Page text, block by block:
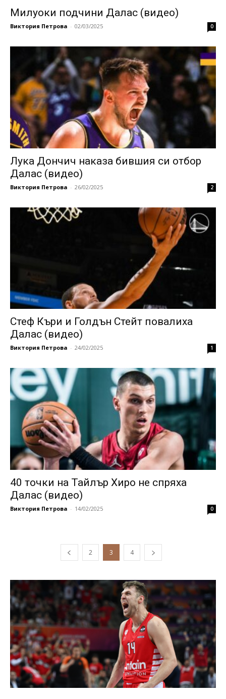
Милуоки подчини Далас (видео)
Виктория Петрова - 02/03/2025 0
Лука Дончич наказа бившия си отбор
Далас (видео)
Виктория Петрова - 26/02/2025 2
Стеф Къри и Голдън Стейт повалиха
Далас (видео)
Виктория Петрова - 24/02/2025 1
40 точки на Тайлър Хиро не спряха
Далас (видео)
Виктория Петрова - 14/02/2025 0
2 3 4